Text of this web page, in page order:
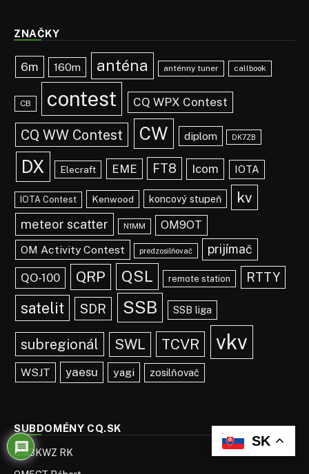
ZNAČKY
6m 160m anténa anténny tuner callbook
CB contest CQ WPX Contest
CQ WW Contest CW diplom DK7ZB
DX Elecraft EME FT8 Icom IOTA
IOTA Contest Kenwood koncový stupeň kv
meteor scatter N1MM
OM9OT
OM Activity Contest
predzosilňovač prijímač
QO-100 QRP QSL remote station RTTY
satelit SDR SSB SSB liga
subregionál SWL TCVR vkv
WSJT yaesu yagi zosilňovač
SUBDOMÉNY CQ.SK
OM3KWZ RK
SK